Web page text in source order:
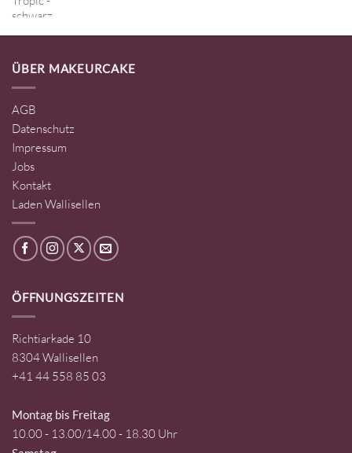
ÜBER MAKEURCAKE
AGB
Datenschutz
Impressum
Jobs
Kontakt
Laden Wallisellen
ÖFFNUNGSZEITEN
Richtiarkade 10
8304 Wallisellen
+41 44 558 85 03
Montag bis Freitag
10.00 - 13.00/14.00 - 18.30 Uhr